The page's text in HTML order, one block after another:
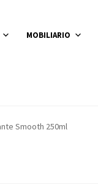
MOBILIARIO
Smooth 250ml